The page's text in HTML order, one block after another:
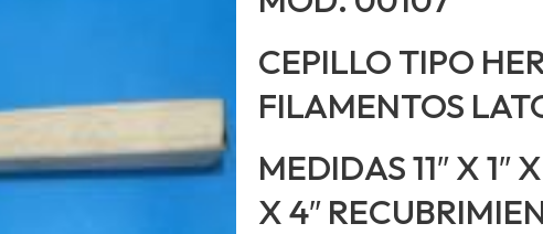
CEPILLO TIPO
FILAMENTOS
MEDIDAS 11″ X 1″
X 4″